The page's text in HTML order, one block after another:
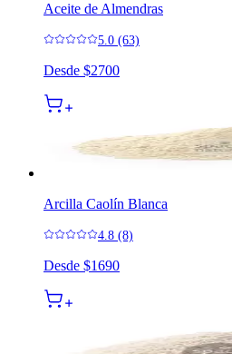
Aceite de Almendras
5.0 (63)
Desde $2700
Arcilla Caolín Blanca
4.8 (8)
Desde $1690